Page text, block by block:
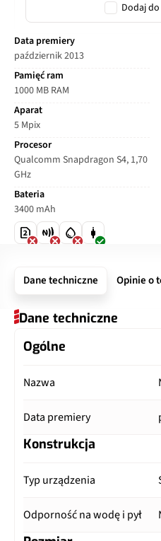
Dodaj
Data premiery
październik 2013
Pamięć ram
1000 MB RAM
Aparat
5 Mpix
Procesor
Qualcomm Snapdragon S4, 1,70
GHz
Bateria
3400 mAh
Dane techniczne Opinie o
Dane techniczne
Ogólne
Nazwa
Data premiery
Konstrukcja
Typ urządzenia
Odporność na wodę i pył